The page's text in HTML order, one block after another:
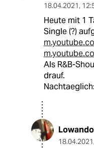
18.04.2021,
Heute mit 1
Single (?)
Als R&B-
drauf.
18.04.2021,